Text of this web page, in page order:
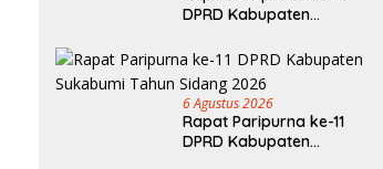
DPRD Kabupaten
2026
6 Agustus 2026
Rapat Paripurna ke-11
DPRD Kabupaten